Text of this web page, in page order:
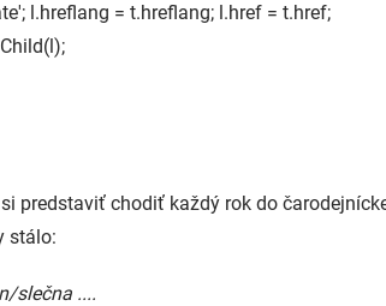
l.hreflang = t.hreflang; l.href = t.href;
predstaviť chodiť každý rok do
stálo:
slečna ....